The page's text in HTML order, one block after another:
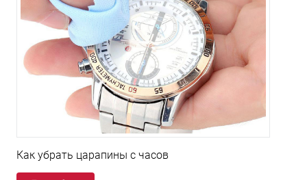
Как убрать царапины с часов